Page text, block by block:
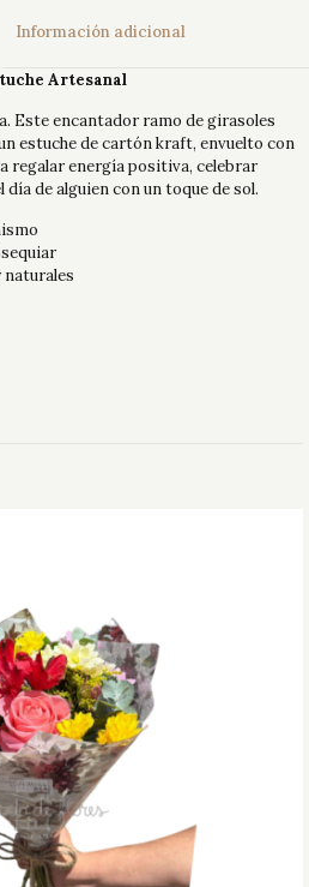
Información adicional
Artesanal
Este encantador ramo de girasoles
estuche de cartón kraft, envuelto con
regalar energía positiva, celebrar
de alguien con un toque de sol.
naturales